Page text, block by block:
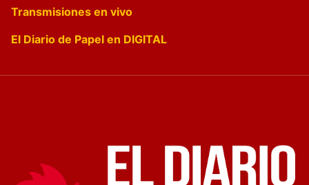
Transmisiones en vivo
El Diario de Papel en DIGITAL